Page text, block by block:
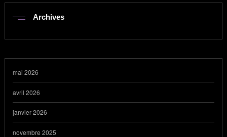
Archives
mai 2026
avril 2026
janvier 2026
novembre 2025